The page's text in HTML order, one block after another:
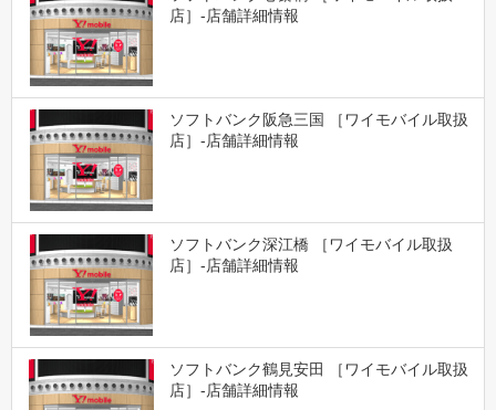
店］-店舗詳細情報
ソフトバンク阪急三国 ［ワイモバイル取扱
店］-店舗詳細情報
ソフトバンク深江橋 ［ワイモバイル取扱
店］-店舗詳細情報
ソフトバンク鶴見安田 ［ワイモバイル取扱
店］-店舗詳細情報